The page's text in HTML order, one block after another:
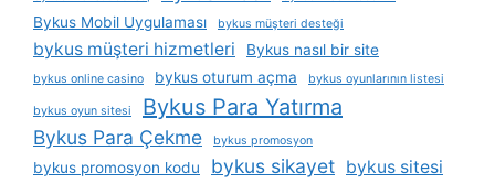
Bykus Mobil Uygulaması bykus müşteri desteği
bykus müşteri hizmetleri Bykus nasıl bir site
bykus online casino bykus oturum açma bykus oyunlarının listesi
bykus oyun sitesi Bykus Para Yatırma
Bykus Para Çekme bykus promosyon
bykus promosyon kodu bykus sikayet bykus sitesi